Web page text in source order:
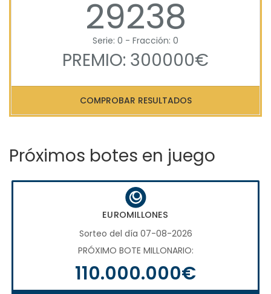
29238
Serie: 0 - Fracción: 0
PREMIO: 300000€
COMPROBAR RESULTADOS
Próximos botes en juego
EUROMILLONES
Sorteo del día 07-08-2026
PRÓXIMO BOTE MILLONARIO:
110.000.000€